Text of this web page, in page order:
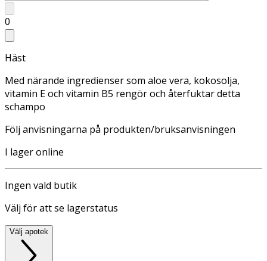
0
Häst
Med närande ingredienser som aloe vera, kokosolja,
vitamin E och vitamin B5 rengör och återfuktar detta
schampo
Följ anvisningarna på produkten/bruksanvisningen
I lager online
Ingen vald butik
Välj för att se lagerstatus
Välj apotek